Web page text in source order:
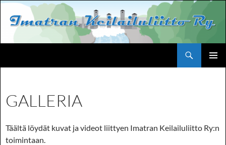
Siirry
sisältöön
GALLERIA
Täältä löydät kuvat ja videot liittyen Imatran Keilailuliitto Ry:n
toimintaan.